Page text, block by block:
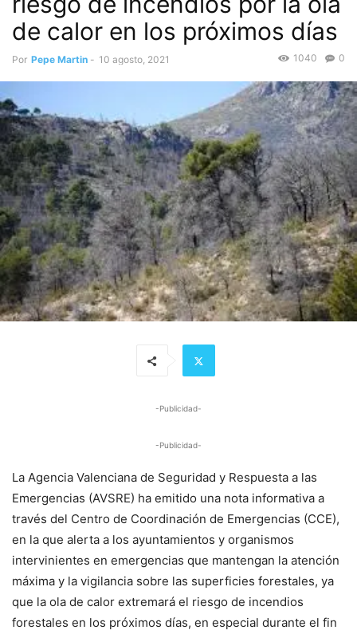
de calor en los próximos días
Por Pepe Martin - 10 agosto, 2021 0
1040
-Publicidad-
-Publicidad-
La Agencia Valenciana de Seguridad y Respuesta a las
Emergencias (AVSRE) ha emitido una nota informativa a
través del Centro de Coordinación de Emergencias (CCE),
en la que alerta a los ayuntamientos y organismos
intervinientes en emergencias que mantengan la atención
máxima y la vigilancia sobre las superficies forestales, ya
que la ola de calor extremará el riesgo de incendios
forestales en los próximos días, en especial durante el fin